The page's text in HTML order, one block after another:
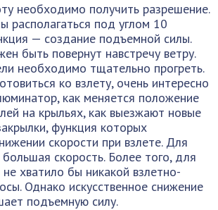
необходимо получить разрешение.
располагаться под углом 10
— создание подъемной силы.
быть повернут навстречу ветру.
необходимо тщательно прогреть.
ко взлету, очень интересно
как меняется положение
на крыльях, как выезжают новые
функция которых
скорости при взлете. Для
скорость. Более того, для
не хватило бы никакой взлетно-
Однако искусственное снижение
подъемную силу.